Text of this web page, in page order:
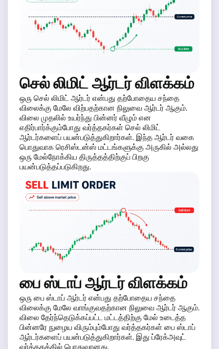
செல் லிமிட் ஆர்டர் விளக்கம்
ஒரு செல் லிமிட் ஆர்டர் என்பது தற்போதைய சந்தை
விலைக்கு மேலே விற்பதற்கான நிலுவை ஆர்டர் ஆகும்.
விலை முதலில் உயர்ந்து பின்னர் வீழும் என
எதிர்பார்க்கும்போது வர்த்தகர்கள் செல் லிமிட்
ஆர்டர்களைப் பயன்படுத்துகிறார்கள். இந்த ஆர்டர் வகை
பொதுவாக ரெசிஸ்டன்ஸ் மட்டங்களுக்கு அருகில் அல்லது
ஒரு மேல்நோக்கிய திருத்தத்திற்குப் பிறகு
பயன்படுத்தப்படுகிறது.
பை ஸ்டாப் ஆர்டர் விளக்கம்
ஒரு பை ஸ்டாப் ஆர்டர் என்பது தற்போதைய சந்தை
விலைக்கு மேலே வாங்குவதற்கான நிலுவை ஆர்டர் ஆகும்.
விலை தேர்ந்தெடுக்கப்பட்ட மட்டத்திற்கு மேல் உடைத்த
பின்னரே நுழைய விரும்பும்போது வர்த்தகர்கள் பை ஸ்டாப்
ஆர்டர்களைப் பயன்படுத்துகிறார்கள். இது ப்ரேக்அவுட்
வர்த்தகத்தில் பொதுவானது.